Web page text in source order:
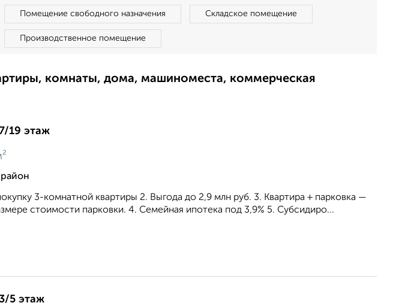
Помещение свободного назначения Складское помещение
Производственное помещение
комнаты, дома, машиноместа, коммерческая
19 этаж
3-комнатной квартиры 2. Выгода до 2,9 млн руб. 3. Квартира + парковка —
стоимости парковки. 4. Семейная ипотека под 3,9% 5. Субсидиро...
5 этаж